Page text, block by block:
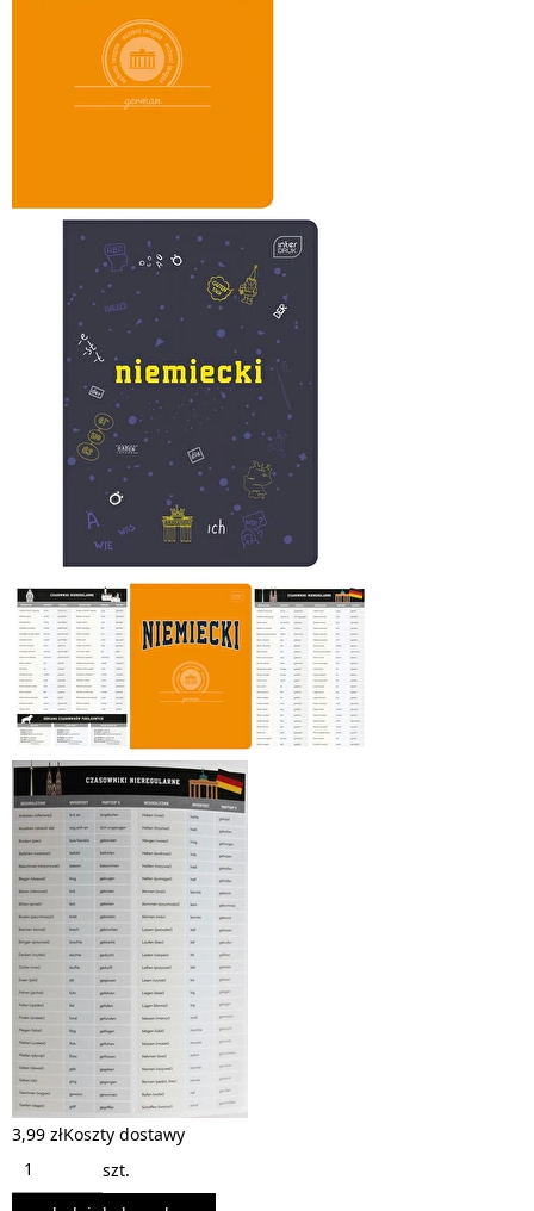
3,99 złKoszty dostawy
szt.